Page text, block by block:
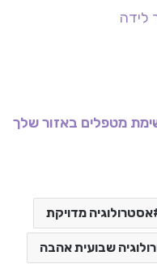
לידה
מטפלים באזור שלך
אסטרולוגיה מדויקת
שבועית אהבה